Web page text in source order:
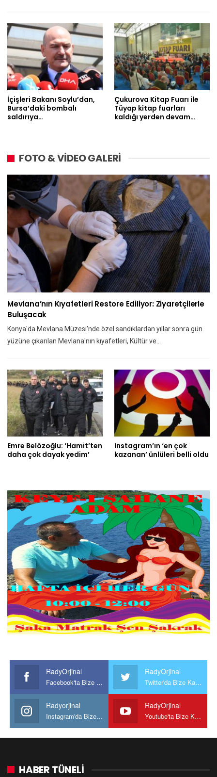
İçişleri Bakanı Soylu’dan,
Bursa’daki bombalı
saldırıya…
Çukurova Kitap Fuarı ile
Tüyap kitap fuarları
kaldığı yerden devam…
FOTO & VİDEO GALERİ
Mevlana’nın Kıyafetleri Restore Ediliyor: Ziyaretçilerle
Buluşacak
Konya'da Mevlana Müzesi'nde özel sandıklardan yıllar sonra gün
yüzüne çıkarılan Mevlana'nın kıyafetleri, Kültür ve…
Emre Belözoğlu: ‘Hamit’ten
daha çok dayak yedim’
Instagram’ın ‘en çok
kazanan’ ünlüleri belli oldu
RadyOrjinal
Facebook'ta Bize Katılın
RadyOrjinal
Twitter'da Bize Katılın
Radyorjinal
Instagram'da Bize katılın
RadyOrjinal
Youtube'ta Bize Katılın
HABER TÜNELİ